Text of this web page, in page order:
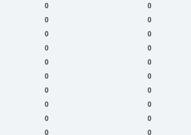
0 0
0 0
0 0
0 0
0 0
0 0
0 0
0 0
0 0
0 0